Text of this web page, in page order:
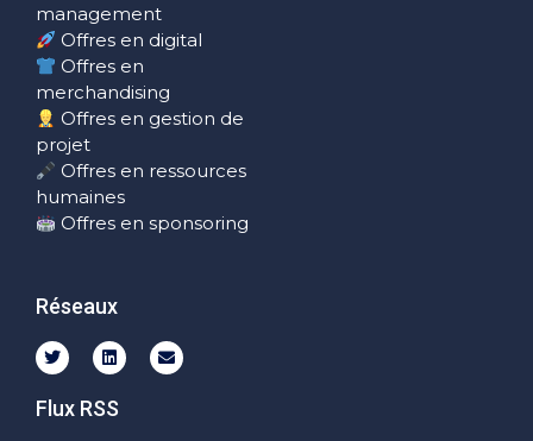
management
Offres en digital
Offres en
merchandising
Offres en gestion de
projet
Offres en ressources
humaines
Offres en sponsoring
Réseaux
Flux RSS